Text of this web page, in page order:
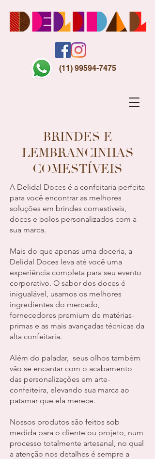
(11) 99594-7475
BRINDES E
LEMBRANCINHAS
COMESTÍVEIS
A Delidal Doces é a confeitaria perfeita
para você encontrar as melhores
soluções em brindes comestíveis,
doces e bolos personalizados com a
sua marca.
Mais do que apenas uma doceria, a
Delidal Doces leva até você uma
experiência completa para seu evento
corporativo. O sabor dos doces é
inigualável, usamos os melhores
ingredientes do mercado,
fornecedores premium de matérias-
primas e as mais avançadas técnicas da
alta confeitaria.
Além do paladar, seus olhos também
vão se encantar com o acabamento
das personalizações em arte-
confeiteira, elevando sua marca ao
patamar que ela merece.
Nossos produtos são feitos sob
medida para o cliente ou projeto, num
processo totalmente artesanal, no qual
a atenção nos detalhes é sempre a